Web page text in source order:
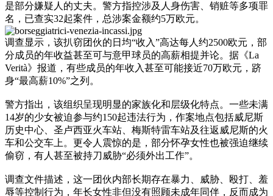
是部分嫌疑人的丈夫。警方指控涉及人身伤害、销赃等多项罪
名，已查实32起案件，总涉案金额约5万欧元。
调查显示，该扒窃团伙的日均“收入”高达每人约2500欧元，部
分成员的年收益甚至可与意甲球员的高薪相提并论。据《La
Verità》报道，有些成员的年收入甚至可能接近70万欧元，跻
身“最高薪10%”之列。
警方指出，该组织呈现明显的家族化和层级化特点。一些未满
14岁的少女被迫参与约150起违法行为，作案地点包括威尼斯
历史中心、圣卢西亚火车站、梅斯特雷车站及往返威尼斯的火
车和公交车上。更令人震惊的是，部分怀孕女性也被强迫继续
偷窃，有人甚至被持刀威胁“必须外出工作”。
调查文件描述，这一团伙内部长期存在暴力、威胁、殴打、羞
辱等控制行为，年长女性非但没有照顾未成年同伴，反而成为